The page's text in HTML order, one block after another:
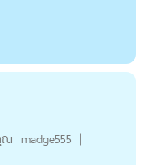
ณ madge555 |